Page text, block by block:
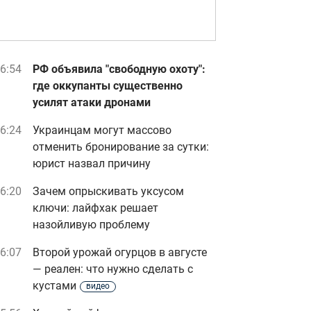
РФ объявила "свободную охоту":
где оккупанты существенно
усилят атаки дронами
Украинцам могут массово
отменить бронирование за сутки:
юрист назвал причину
Зачем опрыскивать уксусом
ключи: лайфхак решает
назойливую проблему
Второй урожай огурцов в августе
— реален: что нужно сделать с
кустами
видео